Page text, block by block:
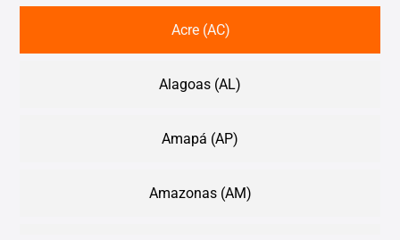
Acre (AC)
Alagoas (AL)
Amapá (AP)
Amazonas (AM)